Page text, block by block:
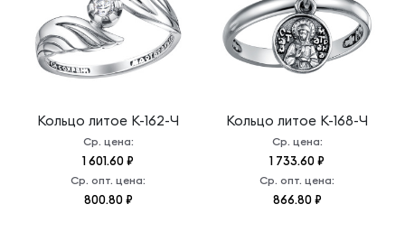
Кольцо литое К-162-Ч
Ср. цена:
1 601.60 ₽
Ср. опт. цена:
800.80 ₽
Кольцо литое К-168-Ч
Ср. цена:
1 733.60 ₽
Ср. опт. цена:
866.80 ₽